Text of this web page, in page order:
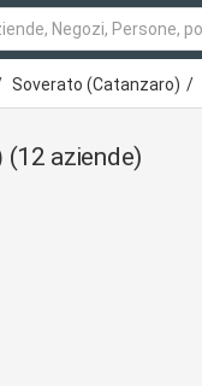
Soverato (Catanzaro)
(12 aziende)